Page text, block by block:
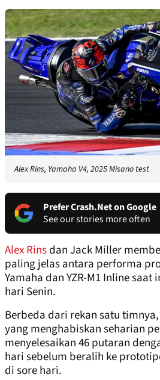
Alex Rins, Yamaha V4, 2025 Misano test
Prefer Crash.Net on Google
See our stories more often
Alex Rinsdan Jack Miller
paling jelas antara performa
Yamaha dan YZR-M1 Inline saat
hari Senin.
Berbeda dari rekan satu timnya,
yang menghabiskan seharian
menyelesaikan 46 putaran
hari sebelum beralih ke
di sore hari.